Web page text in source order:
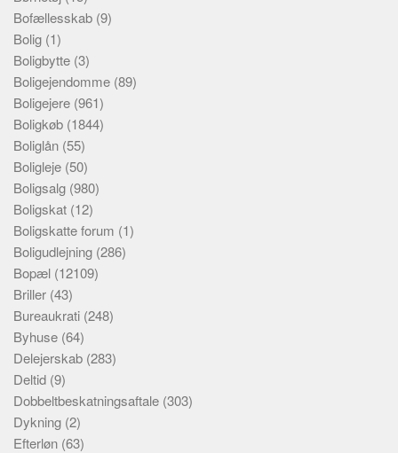
Bofællesskab (9)
Bolig (1)
Boligbytte (3)
Boligejendomme (89)
Boligejere (961)
Boligkøb (1844)
Boliglån (55)
Boligleje (50)
Boligsalg (980)
Boligskat (12)
Boligskatte forum (1)
Boligudlejning (286)
Bopæl (12109)
Briller (43)
Bureaukrati (248)
Byhuse (64)
Delejerskab (283)
Deltid (9)
Dobbeltbeskatningsaftale (303)
Dykning (2)
Efterløn (63)